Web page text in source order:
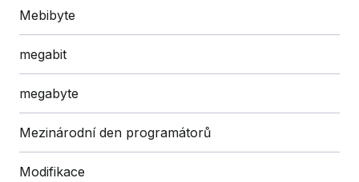
Mebibyte
megabit
megabyte
Mezinárodní den programátorů
Modifikace